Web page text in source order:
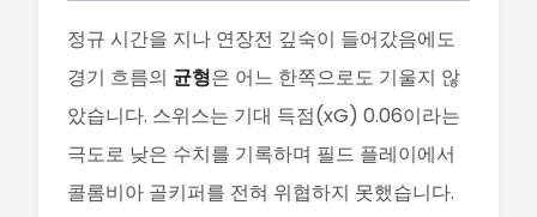
정규 시간을 지나 연장전 깊숙이 들어갔음에도
경기 흐름의 균형은 어느 한쪽으로도 기울지 않
았습니다. 스위스는 기대 득점(xG) 0.06이라는
극도로 낮은 수치를 기록하며 필드 플레이에서
콜롬비아 골키퍼를 전혀 위협하지 못했습니다.